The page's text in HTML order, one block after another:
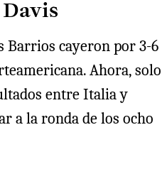
Barrios cayeron por 3-6
Ahora, solo
entre Italia y
a la ronda de los ocho